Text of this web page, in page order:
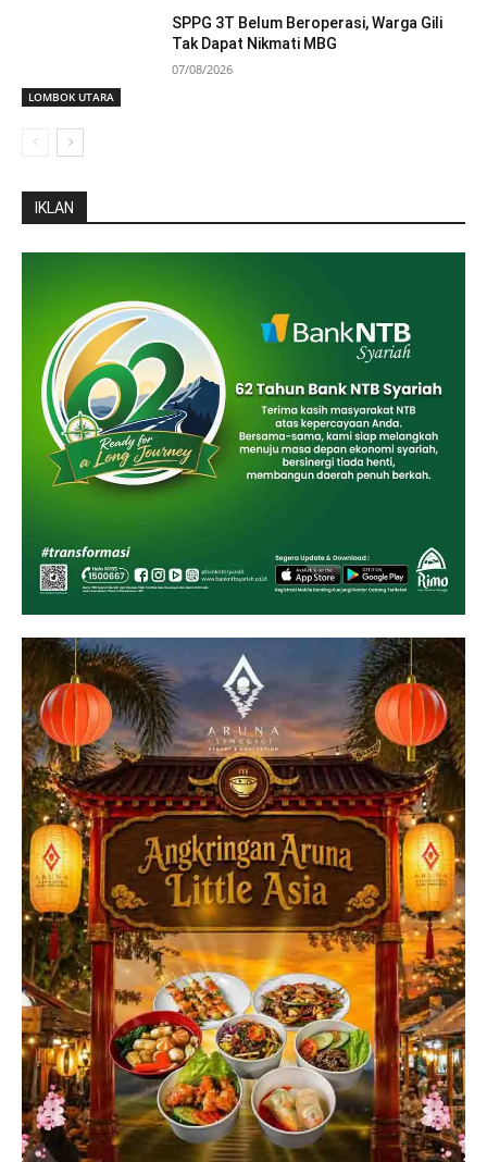
LOMBOK UTARA
SPPG 3T Belum Beroperasi, Warga Gili
Tak Dapat Nikmati MBG
07/08/2026
IKLAN